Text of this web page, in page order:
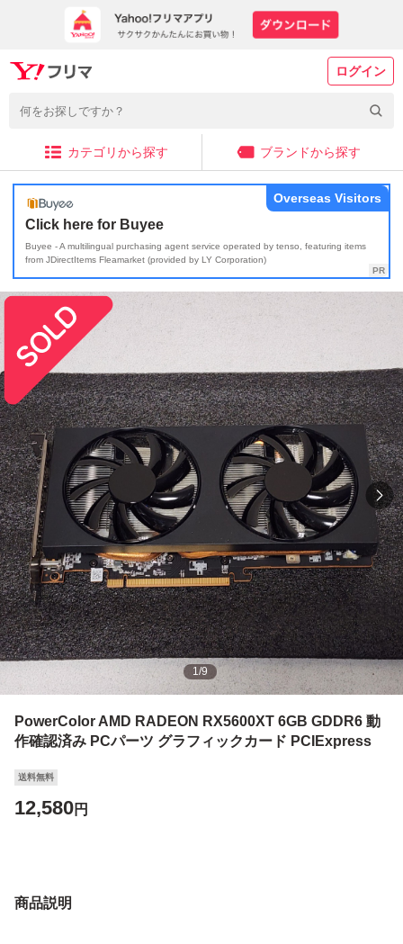
ログイン
カテゴリから探す ブランドから探す
Click here for Buyee
Buyee - A multilingual purchasing agent service operated by tenso, featuring items
from JDirectItems Fleamarket (provided by LY Corporation)
Overseas Visitors
1/9
PowerColor AMD RADEON RX5600XT 6GB GDDR6 動
作確認済み PCパーツ グラフィックカード PCIExpress
送料無料
12,580円
商品説明